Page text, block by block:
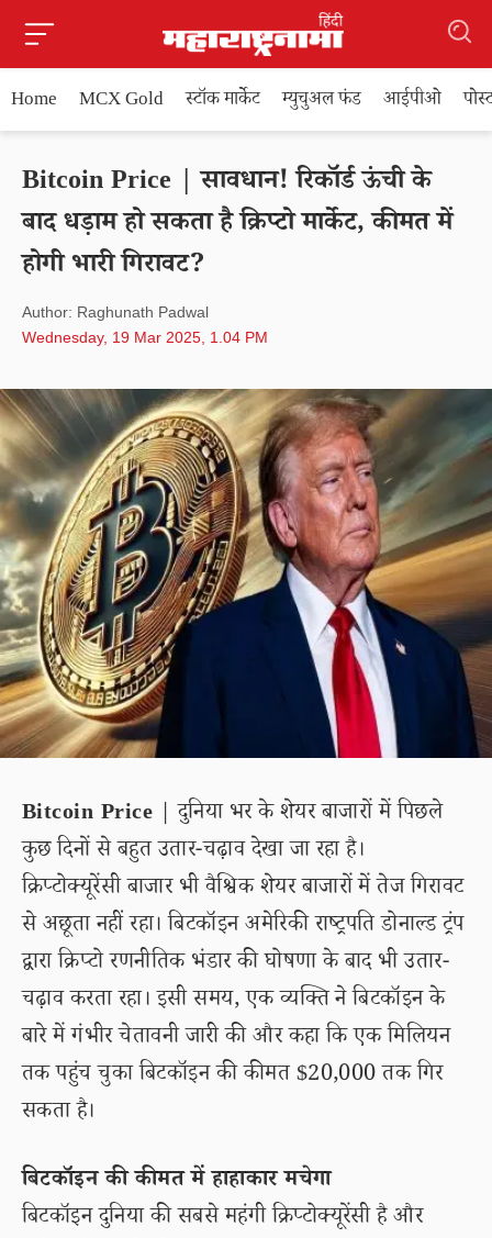
Home MCX Gold स्टॉक मार्केट म्युचुअल फंड आईपीओ
Bitcoin Price | सावधान! रिकॉर्ड ऊंची के
बाद धड़ाम हो सकता है क्रिप्टो मार्केट, कीमत में
होगी भारी गिरावट?
Author: Raghunath Padwal
Wednesday, 19 Mar 2025, 1.04 PM
Bitcoin Price | दुनिया भर के शेयर बाजारों में पिछले
कुछ दिनों से बहुत उतार-चढ़ाव देखा जा रहा है।
क्रिप्टोक्यूरेंसी बाजार भी वैश्विक शेयर बाजारों में तेज गिरावट
से अछूता नहीं रहा। बिटकॉइन अमेरिकी राष्ट्रपति डोनाल्ड ट्रंप
द्वारा क्रिप्टो रणनीतिक भंडार की घोषणा के बाद भी उतार-
चढ़ाव करता रहा। इसी समय, एक व्यक्ति ने बिटकॉइन के
बारे में गंभीर चेतावनी जारी की और कहा कि एक मिलियन
तक पहुंच चुका बिटकॉइन की कीमत $20,000 तक गिर
सकता है।
बिटकॉइन की कीमत में हाहाकार मचेगा
बिटकॉइन दुनिया की सबसे महंगी क्रिप्टोक्यूरेंसी है और